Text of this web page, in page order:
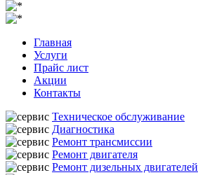
Главная
Услуги
Прайс лист
Акции
Контакты
Техническое обслуживание
Диагностика
Ремонт трансмиссии
Ремонт двигателя
Ремонт дизельных двигателей